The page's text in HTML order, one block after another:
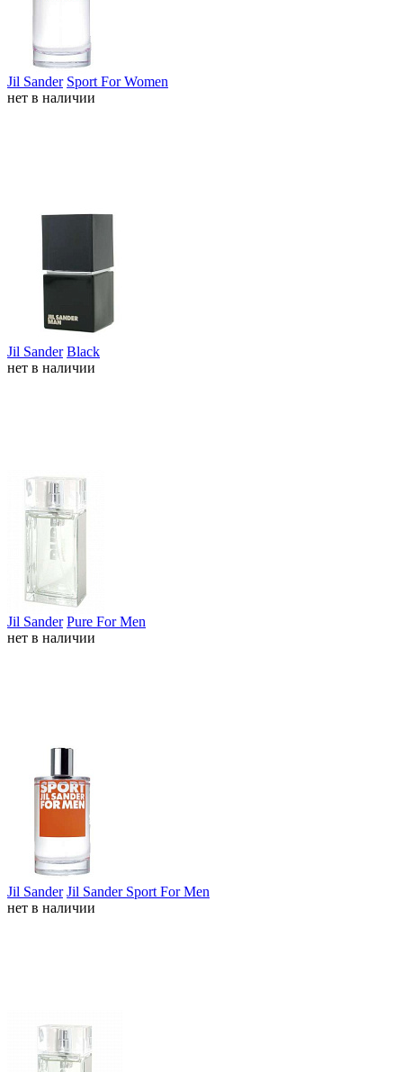
Jil Sander Sport For Women
нет в наличии
Jil Sander Black
нет в наличии
Jil Sander Pure For Men
нет в наличии
Jil Sander Jil Sander Sport For Men
нет в наличии